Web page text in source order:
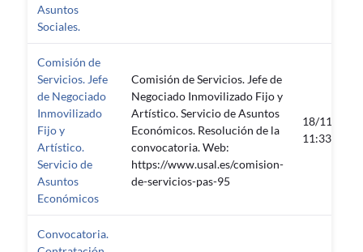
Asuntos
Sociales.
Comisión de
Servicios. Jefe
de Negociado
Inmovilizado
Fijo y
Artístico.
Servicio de
Asuntos
Económicos
Comisión de Servicios. Jefe de
Negociado Inmovilizado Fijo y
Artístico. Servicio de Asuntos
Económicos. Resolución de la
convocatoria. Web:
https://www.usal.es/comision-
de-servicios-pas-95
18/11/2019
11:33:30
Convocatoria.